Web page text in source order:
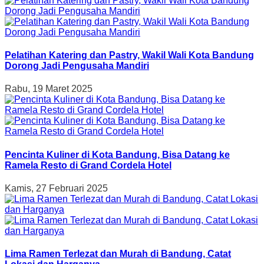
Pelatihan Katering dan Pastry, Wakil Wali Kota Bandung
Dorong Jadi Pengusaha Mandiri
Rabu, 19 Maret 2025
Pencinta Kuliner di Kota Bandung, Bisa Datang ke
Ramela Resto di Grand Cordela Hotel
Kamis, 27 Februari 2025
Lima Ramen Terlezat dan Murah di Bandung, Catat